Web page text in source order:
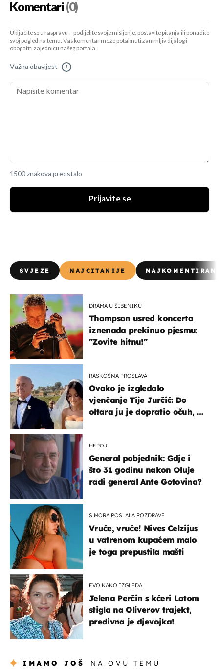
Komentari(0)
Uključite se u raspravu – podijelite svoje mišljenje, postavite pitanja ili ponudite
svoj pogled na temu. Vaš komentar može potaknuti zanimljiv dijalog i
obogatiti zajednicu našeg portala.
Važna obavijest !
1500 znakova preostalo
Prijavite se
SVJEŽE NAJČITANIJE
DRAMA U ŠIBENIKU
Thompson usred koncerta
iznenada prekinuo pjesmu:
"Zovite hitnu!"
RASKOŠNA PROSLAVA
Ovako je izgledalo
vjenčanje Tije Jurčić: Do
oltara ju je dopratio očuh, a
HEROJ
General pobjednik: Gdje i
što 31 godinu nakon Oluje
radi general Ante Gotovina?
S MORA POSLALA POZDRAVE
Vruće, vruće! Nives Celzijus
u vatrenom kupaćem malo
je toga prepustila mašti
EVO KAKO IZGLEDA
Jelena Perčin s kćeri Lotom
stigla na Oliverov trajekt,
predivna je djevojka!
IMAMO JOŠ NA OVU TEMU